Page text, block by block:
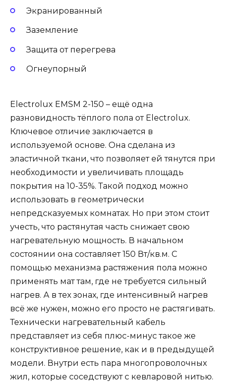
Экранированный
Заземление
Защита от перегрева
Огнеупорный
Electrolux EMSM 2-150 – ещё одна
разновидность тёплого пола от Electrolux.
Ключевое отличие заключается в
используемой основе. Она сделана из
эластичной ткани, что позволяет ей тянутся при
необходимости и увеличивать площадь
покрытия на 10-35%. Такой подход можно
использовать в геометрически
непредсказуемых комнатах. Но при этом стоит
учесть, что растянутая часть снижает свою
нагревательную мощность. В начальном
состоянии она составляет 150 Вт/кв.м. С
помощью механизма растяжения пола можно
применять мат там, где не требуется сильный
нагрев. А в тех зонах, где интенсивный нагрев
всё же нужен, можно его просто не растягивать.
Технически нагревательный кабель
представляет из себя плюс-минус такое же
конструктивное решение, как и в предыдущей
модели. Внутри есть пара многопроволочных
жил, которые соседствуют с кевларовой нитью.